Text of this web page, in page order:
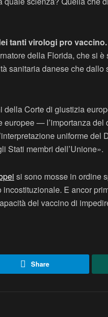
tanti virologi pro vaccino.
della Florida, che si
sanitaria danese che dallo
della Corte di giustizia
— l’importanza del
uniforme del
Stati membri dell’Unione».
si sono mosse in ordine
E ancor
del vaccino di
Share